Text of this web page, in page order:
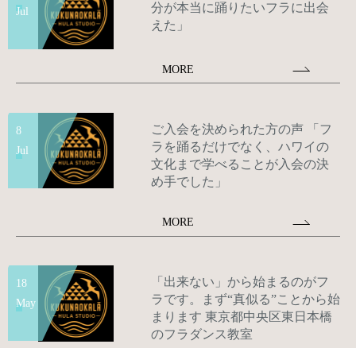
Jul
分が本当に踊りたいフラに出会
えた」
MORE
8
Jul
ご入会を決められた方の声 「フ
ラを踊るだけでなく、ハワイの
文化まで学べることが入会の決
め手でした」
MORE
18
May
「出来ない」から始まるのがフ
ラです。まず“真似る”ことから始
まります 東京都中央区東日本橋
のフラダンス教室